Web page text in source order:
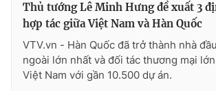
Thủ tướng Lê Minh Hưng đề xuất 3
hợp tác giữa Việt Nam và Hàn Quốc
VTV.vn - Hàn Quốc đã trở thành nhà
ngoài lớn nhất và đối tác thương mại
Việt Nam với gần 10.500 dự án.